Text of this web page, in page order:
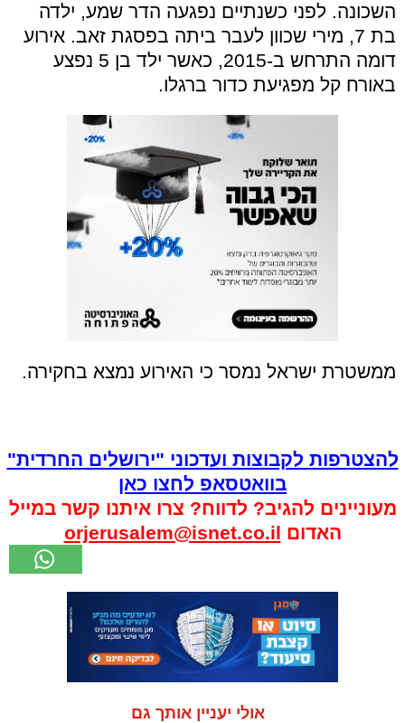
השכונה. לפני כשנתיים נפגעה הדר שמע, ילדה
בת 7, מירי שכוון לעבר ביתה בפסגת זאב. אירוע
דומה התרחש ב-2015, כאשר ילד בן 5 נפצע
באורח קל מפגיעת כדור ברגלו.
ממשטרת ישראל נמסר כי האירוע נמצא בחקירה.
להצטרפות לקבוצות ועדכוני "ירושלים החרדית"
בוואטסאפ לחצו כאן
מעוניינים להגיב? לדווח? צרו איתנו קשר במייל
האדום orjerusalem@isnet.co.il
אולי יעניין אותך גם